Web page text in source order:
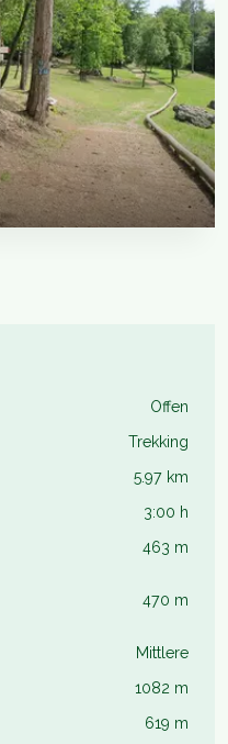
Offen
Trekking
5.97 km
3:00 h
463 m
470 m
Mittlere
1082 m
619 m